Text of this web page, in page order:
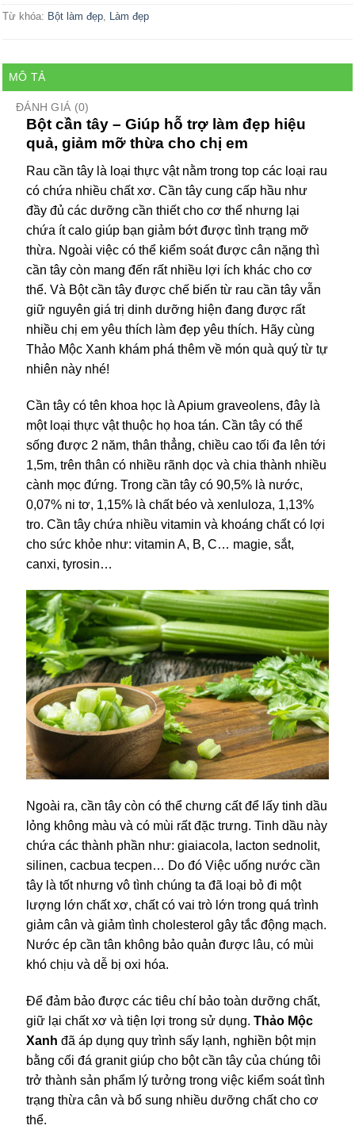
Từ khóa: Bột làm đẹp, Làm đẹp
MÔ TẢ
ĐÁNH GIÁ (0)
Bột cần tây – Giúp hỗ trợ làm đẹp hiệu
quả, giảm mỡ thừa cho chị em
Rau cần tây là loại thực vật nằm trong top các loại rau
có chứa nhiều chất xơ. Cần tây cung cấp hầu như
đầy đủ các dưỡng cần thiết cho cơ thể nhưng lại
chứa ít calo giúp bạn giảm bớt được tình trạng mỡ
thừa. Ngoài việc có thể kiểm soát được cân nặng thì
cần tây còn mang đến rất nhiều lợi ích khác cho cơ
thể. Và Bột cần tây được chế biến từ rau cần tây vẫn
giữ nguyên giá trị dinh dưỡng hiện đang được rất
nhiều chị em yêu thích làm đẹp yêu thích. Hãy cùng
Thảo Mộc Xanh khám phá thêm về món quà quý từ tự
nhiên này nhé!
Cần tây có tên khoa học là Apium graveolens, đây là
một loại thực vật thuộc họ hoa tán. Cần tây có thể
sống được 2 năm, thân thẳng, chiều cao tối đa lên tới
1,5m, trên thân có nhiều rãnh dọc và chia thành nhiều
cành mọc đứng. Trong cần tây có 90,5% là nước,
0,07% ni tơ, 1,15% là chất béo và xenluloza, 1,13%
tro. Cần tây chứa nhiều vitamin và khoáng chất có lợi
cho sức khỏe như: vitamin A, B, C… magie, sắt,
canxi, tyrosin…
Ngoài ra, cần tây còn có thể chưng cất để lấy tinh dầu
lỏng không màu và có mùi rất đặc trưng. Tinh dầu này
chứa các thành phần như: giaiacola, lacton sednolit,
silinen, cacbua tecpen… Do đó Việc uống nước cần
tây là tốt nhưng vô tình chúng ta đã loại bỏ đi một
lượng lớn chất xơ, chất có vai trò lớn trong quá trình
giảm cân và giảm tình cholesterol gây tắc động mạch.
Nước ép cần tân không bảo quản được lâu, có mùi
khó chịu và dễ bị oxi hóa.
Để đảm bảo được các tiêu chí bảo toàn dưỡng chất,
giữ lại chất xơ và tiện lợi trong sử dụng. Thảo Mộc
Xanh đã áp dụng quy trình sấy lạnh, nghiền bột mịn
bằng cối đá granit giúp cho bột cần tây của chúng tôi
trở thành sản phẩm lý tưởng trong việc kiểm soát tình
trạng thừa cân và bổ sung nhiều dưỡng chất cho cơ
thể.